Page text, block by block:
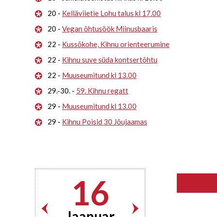
20 - Kelläviietie Lohu talus kl 17.00
20 - Vegan õhtusöök Miinusbaaris
22 - Kussõkohe, Kihnu orienteerumine
22 - Kihnu suve süda kontsertõhtu
22 - Muuseumitund kl 13.00
29.-30. - 59. Kihnu regatt
29 - Muuseumitund kl 13.00
29 - Kihnu Poisid 30 Jõujaamas
16